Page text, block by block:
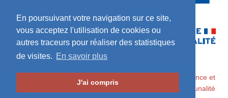
En poursuivant votre navigation sur ce site,
vous acceptez l'utilisation de cookies ou
autres traceurs pour réaliser des statistiques
de visites. En savoir plus
J'ai compris
Maires de France / Association des Maires de France et
des Présidents d'Intercommunalité